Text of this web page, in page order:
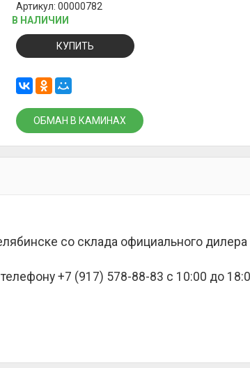
Артикул: 00000782
В НАЛИЧИИ
КУПИТЬ
ОБМАН В КАМИНАХ
со склада официального дилера
+7 (917) 578-88-83 с 10:00 до